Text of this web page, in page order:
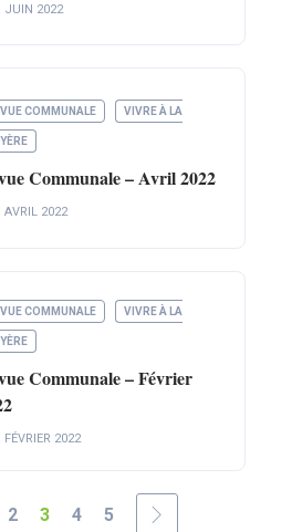
JUIN 2022
COMMUNALE VIVRE À LA
Communale – Avril 2022
AVRIL 2022
COMMUNALE VIVRE À LA
Communale – Février
FÉVRIER 2022
2 3 4 5